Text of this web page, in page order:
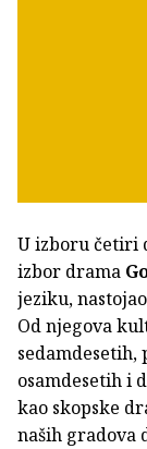
U izboru četiri
izbor drama
jeziku,
Od njegova
osamdesetih i
kao skopske
naših gradova